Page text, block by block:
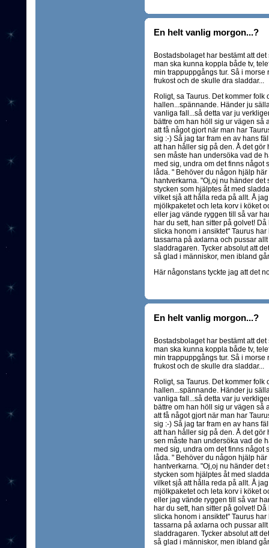
En helt vanlig morgon...?
Bostadsbolaget har bestämt att
man ska kunna koppla både tv,
min trappuppgångs tur. Så i
frukost och de skulle dra sladdar...
Roligt, sa Taurus. Det kommer
hallen...spännande. Händer ju
vanliga fall...så detta var ju
bättre om han höll sig ur vägen så
att få något gjort när man har
sig :-) Så jag tar fram en av hans
att han håller sig på den. Å det gör
sen måste han undersöka vad de
med sig, undra om det finns något
låda. " Behöver du någon hjälp
hantverkarna. "Oj,oj nu händer
stycken som hjälptes åt med
vilket sjå att hålla reda på allt. Å
mjölkpaketet och leta korv i köket
eller jag vände ryggen till så var
har du sett, han sitter på golvet!
slicka honom i ansiktet" Taurus
tassarna på axlarna och pussar
sladdragaren. Tycker absolut att
så glad i människor, men ibland
Här någonstans tyckte jag att det
En helt vanlig morgon...?
Bostadsbolaget har bestämt att
man ska kunna koppla både tv,
min trappuppgångs tur. Så i
frukost och de skulle dra sladdar...
Roligt, sa Taurus. Det kommer
hallen...spännande. Händer ju
vanliga fall...så detta var ju
bättre om han höll sig ur vägen så
att få något gjort när man har
sig :-) Så jag tar fram en av hans
att han håller sig på den. Å det gör
sen måste han undersöka vad de
med sig, undra om det finns något
låda. " Behöver du någon hjälp
hantverkarna. "Oj,oj nu händer
stycken som hjälptes åt med
vilket sjå att hålla reda på allt. Å
mjölkpaketet och leta korv i köket
eller jag vände ryggen till så var
har du sett, han sitter på golvet!
slicka honom i ansiktet" Taurus
tassarna på axlarna och pussar
sladdragaren. Tycker absolut att
så glad i människor, men ibland